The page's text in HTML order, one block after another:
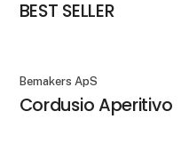
BEST SELLER
Bemakers ApS
Cordusio Aperitivo